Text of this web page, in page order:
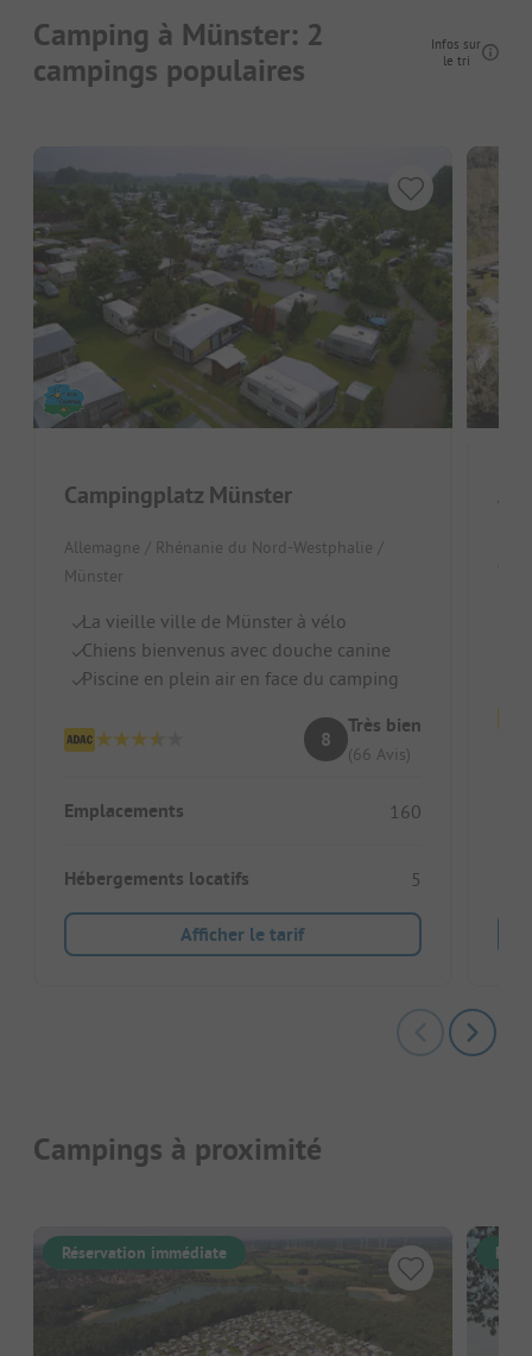
Camping à Münster: 2
campings populaires
Infos sur
le tri
Campingplatz Münster
Allemagne / Rhénanie du Nord-Westphalie /
Münster
La vieille ville de Münster à vélo
Chiens bienvenus avec douche canine
Piscine en plein air en face du camping
8
Très bien
(66 Avis)
Emplacements 160
Hébergements locatifs 5
Afficher le tarif
Campings à proximité
Réservation immédiate